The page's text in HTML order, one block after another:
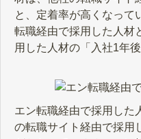
と、定着率が高くなって
転職経由で採用した人材
用した人材の「入社1年
エン転職経由で採用した
の転職サイト経由で採用